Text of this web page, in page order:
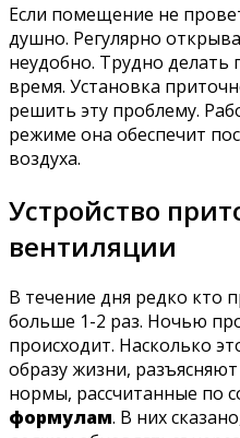
Если помещение не
душно. Регулярно
неудобно. Трудно
время. Установка
решить эту проблему.
режиме она обеспечит
воздуха.
Устройство
вентиляции
В течение дня редко кто
больше 1-2 раз. Ночью
происходит. Насколько
образу жизни,
нормы, рассчитанные по
формулам. В них